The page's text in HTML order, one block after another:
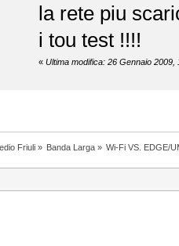
la rete piu
i tou test !!!!
« Ultima modifica: 26 Gennaio 2009,
Friuli» Banda Larga» Wi-Fi VS. EDGE/